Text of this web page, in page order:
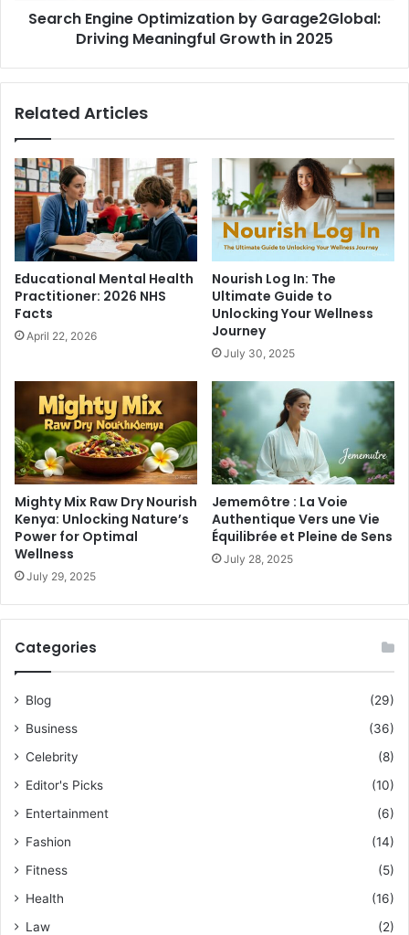
Search Engine Optimization by Garage2Global:
Driving Meaningful Growth in 2025
Related Articles
Educational Mental Health
Practitioner: 2026 NHS
Facts
April 22, 2026
Nourish Log In: The
Ultimate Guide to
Unlocking Your Wellness
Journey
July 30, 2025
Mighty Mix Raw Dry Nourish
Kenya: Unlocking Nature’s
Power for Optimal
Wellness
July 29, 2025
Jememôtre : La Voie
Authentique Vers une Vie
Équilibrée et Pleine de Sens
July 28, 2025
Categories
Blog
(29)
Business
(36)
Celebrity
(8)
Editor's Picks
(10)
Entertainment
(6)
Fashion
(14)
Fitness
(5)
Health
(16)
Law
(2)